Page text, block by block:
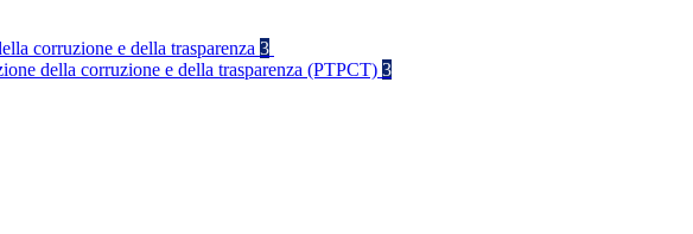
corruzione e della trasparenza 3
della corruzione e della trasparenza (PTPCT) 3